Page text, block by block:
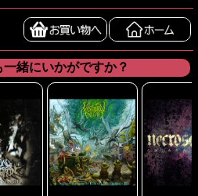
緒にいかがですか？